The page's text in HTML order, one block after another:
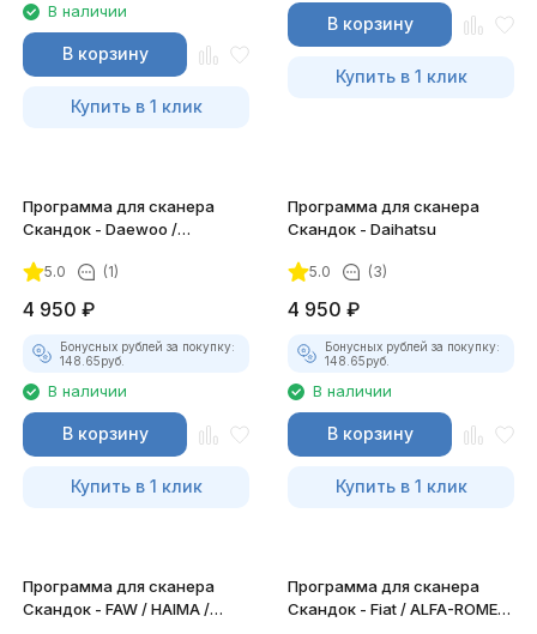
В наличии
В корзину
Купить в 1 клик
В корзину
Купить в 1 клик
Программа для сканера
Скандок - Daewoo /
5.0 (1)
4 950 ₽
Бонусных рублей за покупку:
148.65руб.
В наличии
В корзину
Купить в 1 клик
Программа для сканера
Скандок - Daihatsu
5.0 (3)
4 950 ₽
Бонусных рублей за покупку:
148.65руб.
В наличии
В корзину
Купить в 1 клик
Программа для сканера
Скандок - FAW / HAIMA /
Программа для сканера
Скандок - Fiat / ALFA-ROMEO